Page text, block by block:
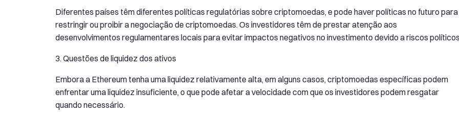
Diferentes países têm diferentes políticas regulatórias sobre criptomoedas, e pode haver políticas no futuro para
restringir ou proibir a negociação de criptomoedas. Os investidores têm de prestar atenção aos
desenvolvimentos regulamentares locais para evitar impactos negativos no investimento devido a riscos
3. Questões de liquidez dos ativos
Embora a Ethereum tenha uma liquidez relativamente alta, em alguns casos, criptomoedas específicas podem
enfrentar uma liquidez insuficiente, o que pode afetar a velocidade com que os investidores podem resgatar
quando necessário.